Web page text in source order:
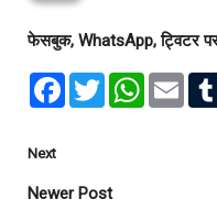
फेसबुक, WhatsApp, ट्विटर
F
o
k
T
w
r
W
E
Next
Newer Post